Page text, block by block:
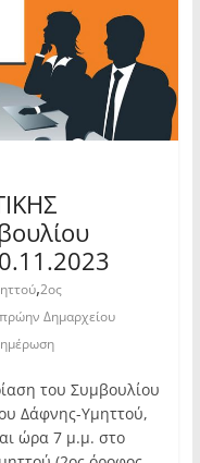
,2ος
πρώην Δημαρχείου
του Συμβουλίου
Δάφνης-Υμηττού,
ώρα 7 μ.μ. στο